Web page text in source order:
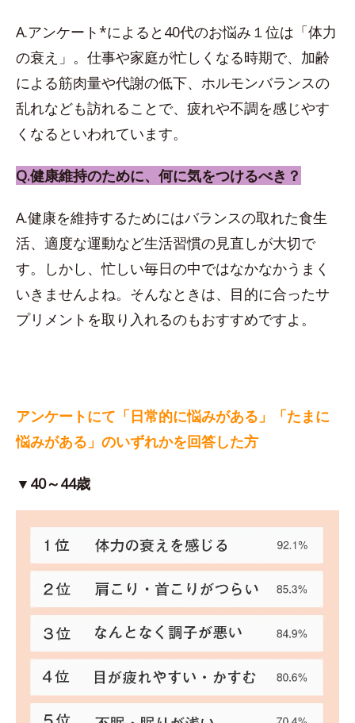
A.アンケート*によると40代のお悩み１位は「体力
の衰え」。仕事や家庭が忙しくなる時期で、加齢
による筋肉量や代謝の低下、ホルモンバランスの
乱れなども訪れることで、疲れや不調を感じやす
くなるといわれています。
Q.健康維持のために、何に気をつけるべき？
A.健康を維持するためにはバランスの取れた食生
活、適度な運動など生活習慣の見直しが大切で
す。しかし、忙しい毎日の中ではなかなかうまく
いきませんよね。そんなときは、目的に合ったサ
プリメントを取り入れるのもおすすめですよ。
アンケートにて「日常的に悩みがある」「たまに
悩みがある」のいずれかを回答した方
▼40～44歳